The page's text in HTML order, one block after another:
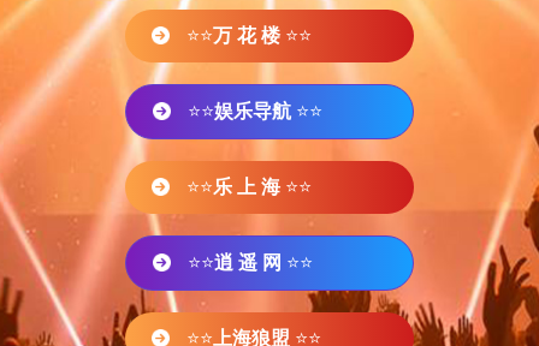
⭐⭐万 花 楼 ⭐⭐
⭐⭐娱乐导航 ⭐⭐
⭐⭐乐 上 海 ⭐⭐
⭐⭐逍 遥 网 ⭐⭐
⭐⭐ 上海狼盟 ⭐⭐